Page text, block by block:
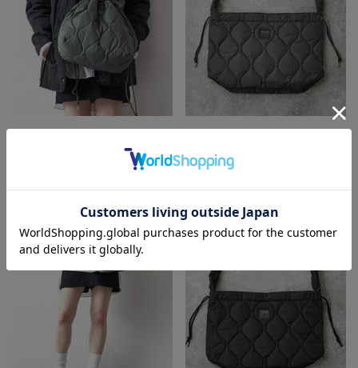
ショルダーバッグ
¥5,940